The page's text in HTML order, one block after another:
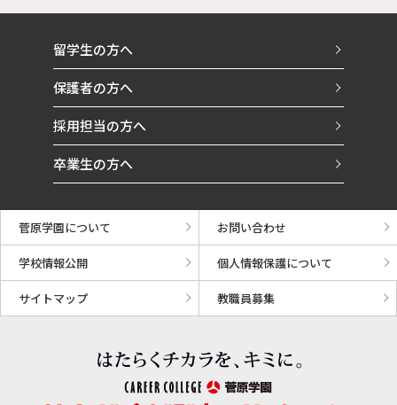
留学生の方へ
保護者の方へ
採用担当の方へ
卒業生の方へ
菅原学園について お問い合わせ
学校情報公開 個人情報保護について
サイトマップ 教職員募集